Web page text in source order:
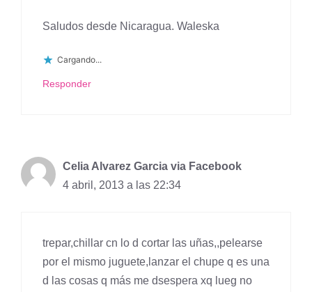
Saludos desde Nicaragua. Waleska
Cargando...
Responder
Celia Alvarez Garcia via Facebook
4 abril, 2013 a las 22:34
trepar,chillar cn lo d cortar las uñas,,pelearse
por el mismo juguete,lanzar el chupe q es una
d las cosas q más me dsespera xq lueg no